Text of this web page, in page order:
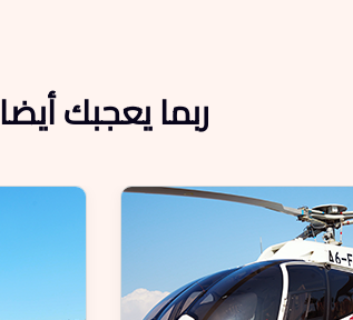
ربما يعجبك أيضا